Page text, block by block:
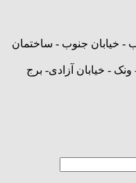
- خیابان جنوب - ساختمان
- خیابان آزادی- برج